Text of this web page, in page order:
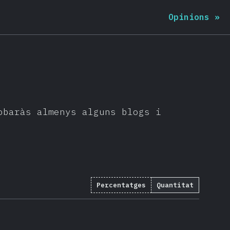
Opinions »
almenys alguns blogs i
Percentatges Quantitat